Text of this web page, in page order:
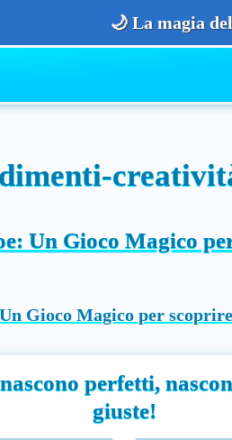
🌙 La magia delle
🧸 ASCOLTAle
Un Gioco Magico
perfetti,
giuste!